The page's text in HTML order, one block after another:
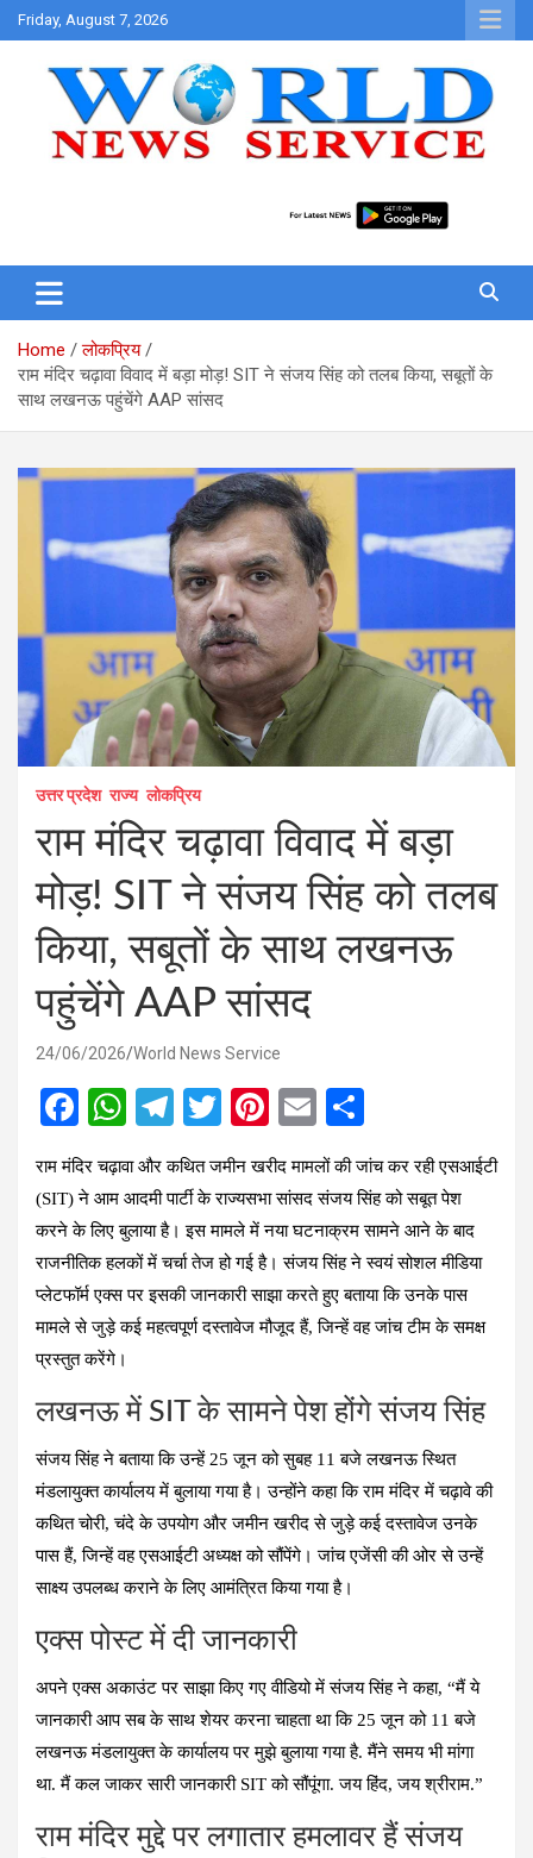
Skip
to
Friday, August 7, 2026
Home
लोकप्रिय
राम मंदिर चढ़ावा विवाद में बड़ा मोड़! SIT ने संजय सिंह को तलब किया, सबूतों के
साथ लखनऊ पहुंचेंगे AAP सांसद
उत्तर प्रदेश राज्य लोकप्रिय
राम मंदिर चढ़ावा विवाद में बड़ा
मोड़! SIT ने संजय सिंह को तलब
किया, सबूतों के साथ लखनऊ
पहुंचेंगे AAP सांसद
24/06/2026 World News Service
F
a
ce
b
o
o
k
W
at
s
A
p
p
T
el
e
gr
a
m
T
wi
tt
er
Pi
nt
er
es
t
E
m
ail
h
ar
e
राम मंदिर चढ़ावा और कथित जमीन खरीद मामलों की जांच कर रही एसआईटी
(SIT) ने आम आदमी पार्टी के राज्यसभा सांसद संजय सिंह को सबूत पेश
करने के लिए बुलाया है। इस मामले में नया घटनाक्रम सामने आने के बाद
राजनीतिक हलकों में चर्चा तेज हो गई है। संजय सिंह ने स्वयं सोशल मीडिया
प्लेटफॉर्म एक्स पर इसकी जानकारी साझा करते हुए बताया कि उनके पास
मामले से जुड़े कई महत्वपूर्ण दस्तावेज मौजूद हैं, जिन्हें वह जांच टीम के समक्ष
प्रस्तुत करेंगे।
लखनऊ में SIT के सामने पेश होंगे संजय सिंह
संजय सिंह ने बताया कि उन्हें 25 जून को सुबह 11 बजे लखनऊ स्थित
मंडलायुक्त कार्यालय में बुलाया गया है। उन्होंने कहा कि राम मंदिर में चढ़ावे की
कथित चोरी, चंदे के उपयोग और जमीन खरीद से जुड़े कई दस्तावेज उनके
पास हैं, जिन्हें वह एसआईटी अध्यक्ष को सौंपेंगे। जांच एजेंसी की ओर से उन्हें
साक्ष्य उपलब्ध कराने के लिए आमंत्रित किया गया है।
एक्स पोस्ट में दी जानकारी
अपने एक्स अकाउंट पर साझा किए गए वीडियो में संजय सिंह ने कहा, “मैं ये
जानकारी आप सब के साथ शेयर करना चाहता था कि 25 जून को 11 बजे
लखनऊ मंडलायुक्त के कार्यालय पर मुझे बुलाया गया है. मैंने समय भी मांगा
था. मैं कल जाकर सारी जानकारी SIT को सौंपूंगा. जय हिंद, जय श्रीराम.”
राम मंदिर मुद्दे पर लगातार हमलावर हैं संजय